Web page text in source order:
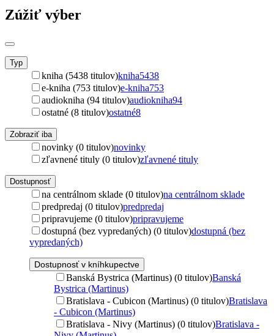
Zúžiť výber
Typ
kniha (5438 titulov)kniha5438
e-kniha (753 titulov)e-kniha753
audiokniha (94 titulov)audiokniha94
ostatné (8 titulov)ostatné8
Zobraziť iba
novinky (0 titulov)novinky
zľavnené tituly (0 titulov)zľavnené tituly
Dostupnosť
na centrálnom sklade (0 titulov)na centrálnom sklade
predpredaj (0 titulov)predpredaj
pripravujeme (0 titulov)pripravujeme
dostupná (bez vypredaných) (0 titulov)dostupná (bez
vypredaných)
Dostupnosť v kníhkupectve
Banská Bystrica (Martinus) (0 titulov)Banská
Bystrica (Martinus)
Bratislava - Cubicon (Martinus) (0 titulov)Bratislava
- Cubicon (Martinus)
Bratislava - Nivy (Martinus) (0 titulov)Bratislava -